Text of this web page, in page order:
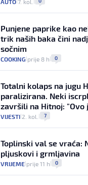
AUTO 7. kol.
Punjene paprike kao
trik naših baka čini
sočnim
COOKING prije 8 h 0
Totalni kolaps na jugu
paralizirana. Neki
završili na Hitnoj: "Ovo
VIJESTI 2. kol. 7
Toplinski val se vraća:
pljuskovi i grmljavina
VRIJEME prije 11 h 0